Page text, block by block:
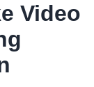
Video